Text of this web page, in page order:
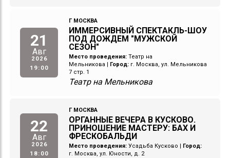
21
Авг
2026
19:00
Г МОСКВА
ИММЕРСИВНЫЙ СПЕКТАКЛЬ-ШОУ
ПОД ДОЖДЕМ "МУЖСКОЙ
СЕЗОН"
Место проведения: Театр на
Мельникова
Город: г. Москва, ул. Мельникова
7 стр. 1
Театр на Мельникова
22
Авг
2026
18:00
Г МОСКВА
ОРГАННЫЕ ВЕЧЕРА В КУСКОВО.
ПРИНОШЕНИЕ МАСТЕРУ: БАХ И
ФРЕСКОБАЛЬДИ
Место проведения: Усадьба Кусково
Город:
г. Москва, ул. Юности, д. 2